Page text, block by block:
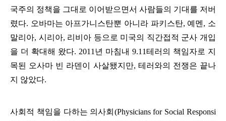
국주의 정책을 그대로 이어받으면서 사람들의 기대를 저버
렸다. 오바마는 아프가니스탄뿐 아니라 파키스탄, 예멘 , 소
말리아, 시리아, 리비아 등으로 미국의 직간접적 군사 개입
을 더 확대해 왔다. 2011 년 마침내 9.11테러의 책임자로 지
목된 오사마 빈 라덴이 사살됐지만, 테러와의 전쟁은 끝나
지 않았다.
사회적 책임을 다하는 의사회 (Physicians for Social Responsi